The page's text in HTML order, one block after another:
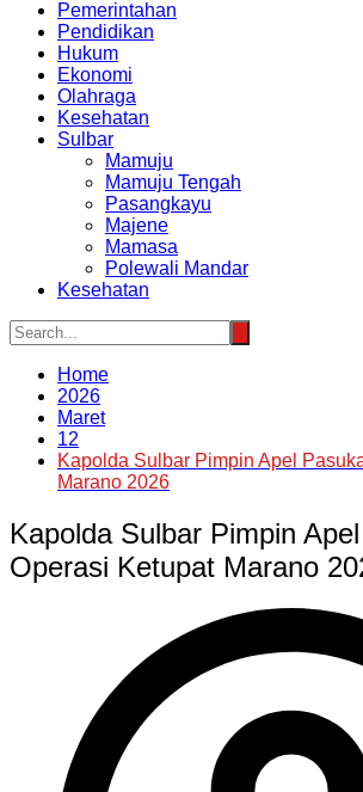
Pemerintahan
Pendidikan
Hukum
Ekonomi
Olahraga
Kesehatan
Sulbar
Mamuju
Mamuju Tengah
Pasangkayu
Majene
Mamasa
Polewali Mandar
Kesehatan
Home
2026
Maret
12
Kapolda Sulbar Pimpin Apel
Marano 2026
Kapolda Sulbar Pimpin
Operasi Ketupat Marano